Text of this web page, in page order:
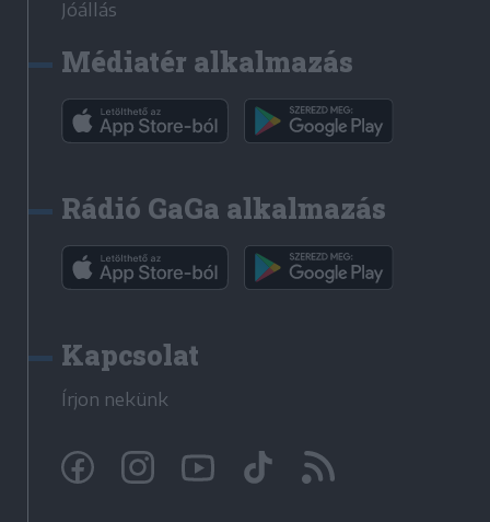
Jóállás
Médiatér alkalmazás
Rádió GaGa alkalmazás
Kapcsolat
Írjon nekünk